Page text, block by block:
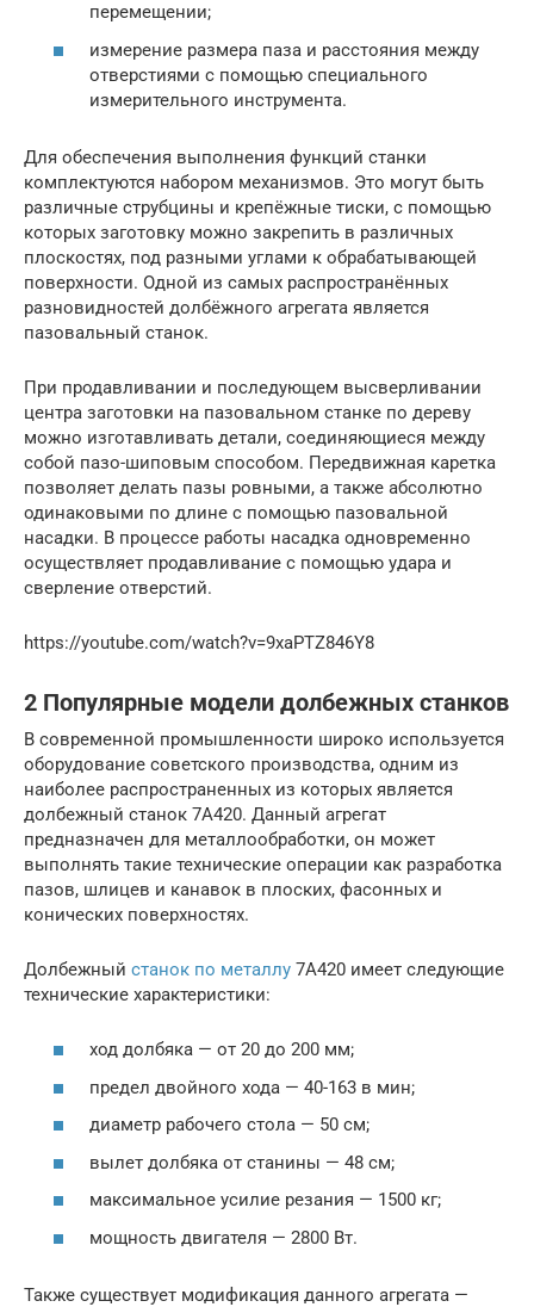
перемещении;
измерение размера паза и расстояния между
отверстиями с помощью специального
измерительного инструмента.
Для обеспечения выполнения функций станки
комплектуются набором механизмов. Это могут быть
различные струбцины и крепёжные тиски, с помощью
которых заготовку можно закрепить в различных
плоскостях, под разными углами к обрабатывающей
поверхности. Одной из самых распространённых
разновидностей долбёжного агрегата является
пазовальный станок.
При продавливании и последующем высверливании
центра заготовки на пазовальном станке по дереву
можно изготавливать детали, соединяющиеся между
собой пазо-шиповым способом. Передвижная каретка
позволяет делать пазы ровными, а также абсолютно
одинаковыми по длине с помощью пазовальной
насадки. В процессе работы насадка одновременно
осуществляет продавливание с помощью удара и
сверление отверстий.
https://youtube.com/watch?v=9xaPTZ846Y8
2 Популярные модели долбежных станков
В современной промышленности широко используется
оборудование советского производства, одним из
наиболее распространенных из которых является
долбежный станок 7A420. Данный агрегат
предназначен для металлообработки, он может
выполнять такие технические операции как разработка
пазов, шлицев и канавок в плоских, фасонных и
конических поверхностях.
Долбежный станок по металлу 7А420 имеет следующие
технические характеристики:
ход долбяка — от 20 до 200 мм;
предел двойного хода — 40-163 в мин;
диаметр рабочего стола — 50 см;
вылет долбяка от станины — 48 см;
максимальное усилие резания — 1500 кг;
мощность двигателя — 2800 Вт.
Также существует модификация данного агрегата —